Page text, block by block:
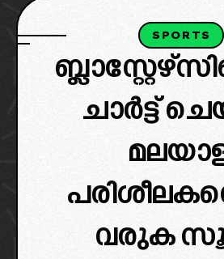
SPORTS
ചാർട്ട്
വരുക